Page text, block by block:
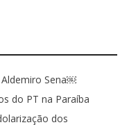
Aldemiro Sena￼
do PT na Paraíba
dos